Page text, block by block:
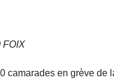
FOIX
camarades en grève